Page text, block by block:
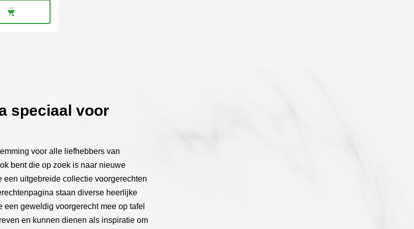
speciaal voor
voor alle liefhebbers van
bent die op zoek is naar nieuwe
uitgebreide collectie voorgerechten
staan diverse heerlijke
geweldig voorgerecht mee op tafel
en kunnen dienen als inspiratie om